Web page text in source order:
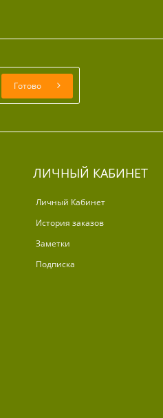
Готово
ЛИЧНЫЙ КАБИНЕТ
Личный Кабинет
История заказов
Заметки
Подписка